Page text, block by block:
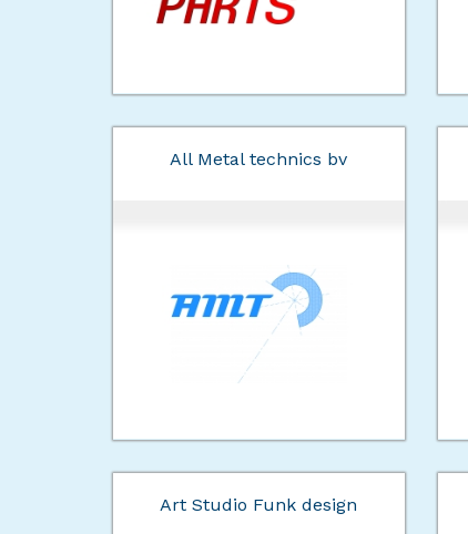
All Metal technics bv
Art Studio Funk design